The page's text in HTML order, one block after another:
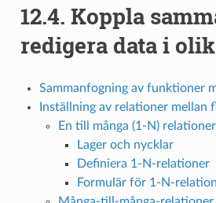
12.4. Koppla
redigera data i
Sammanfogning av funktioner
Inställning av relationer mellan
En till många (1-N) relationer
Lager och nycklar
Definiera 1-N-relationer
Formulär för 1-N-